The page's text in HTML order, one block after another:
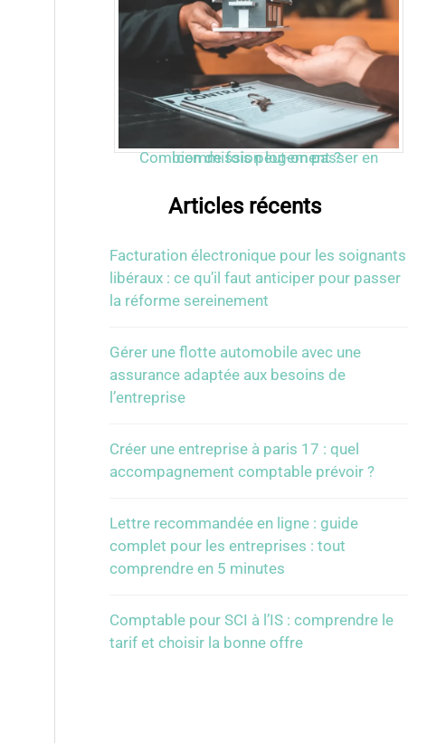
Combien de fois peut-on passer en commission logement ?
Articles récents
Facturation électronique pour les soignants
libéraux : ce qu’il faut anticiper pour passer
la réforme sereinement
Gérer une flotte automobile avec une
assurance adaptée aux besoins de
l’entreprise
Créer une entreprise à paris 17 : quel
accompagnement comptable prévoir ?
Lettre recommandée en ligne : guide
complet pour les entreprises : tout
comprendre en 5 minutes
Comptable pour SCI à l’IS : comprendre le
tarif et choisir la bonne offre